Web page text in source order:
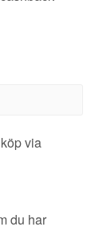
via
du har